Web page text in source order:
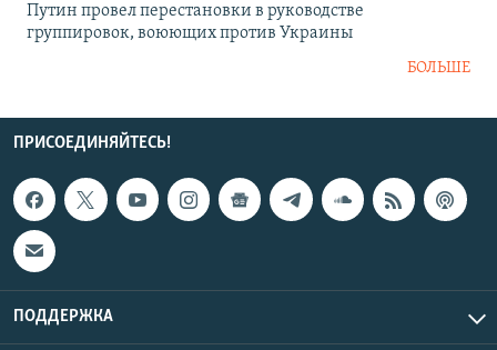
Путин провел перестановки в руководстве
группировок, воюющих против Украины
БОЛЬШЕ
ПРИСОЕДИНЯЙТЕСЬ!
ПОДДЕРЖКА